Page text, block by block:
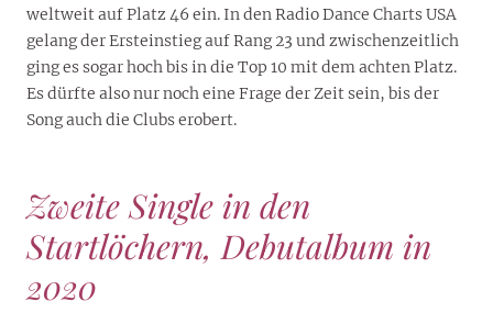
weltweit auf Platz 46 ein. In den Radio Dance Charts USA
gelang der Ersteinstieg auf Rang 23 und zwischenzeitlich
ging es sogar hoch bis in die Top 10 mit dem achten Platz.
Es dürfte also nur noch eine Frage der Zeit sein, bis der
Song auch die Clubs erobert.
Zweite Single in den
Startlöchern, Debutalbum in
2020